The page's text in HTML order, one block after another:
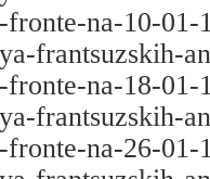
na-10-01-
frantsuzskih-
na-18-01-
frantsuzskih-
na-26-01-